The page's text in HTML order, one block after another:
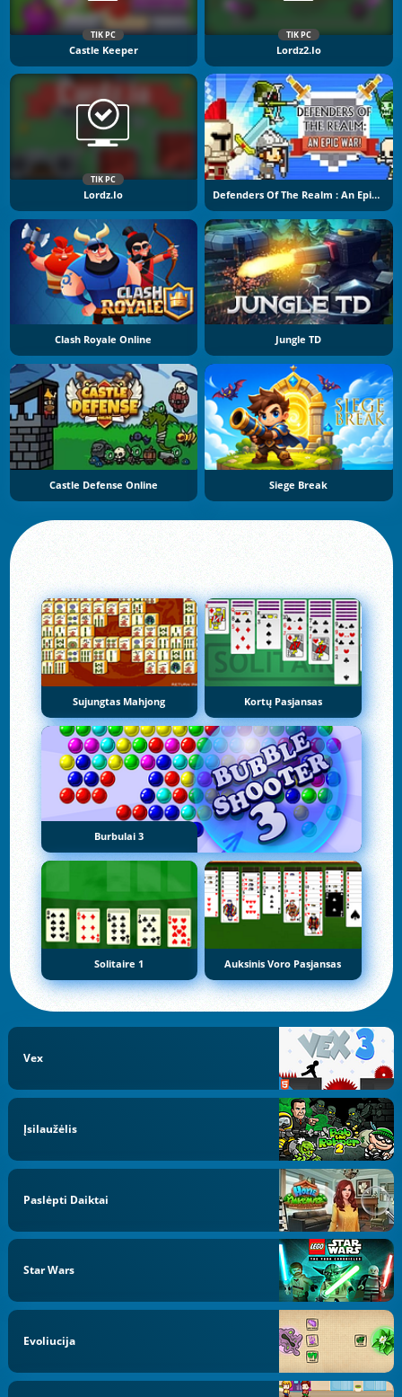
TIK PC
Castle Keeper
TIK PC
Lordz2.io
TIK PC
Lordz.io Defenders Of The Realm : An Epic War !
Clash Royale Online Jungle TD
Castle Defense Online Siege Break
Sujungtas Mahjong Kortų Pasjansas
Burbulai 3
Solitaire 1 Auksinis Voro Pasjansas
Vex
Įsilaužėlis
Paslėpti Daiktai
Star Wars
Evoliucija